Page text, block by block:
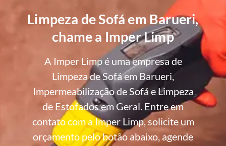
Limpeza de Sofá em Barueri,
chame a Imper Limp
A Imper Limp é uma empresa de
Limpeza de Sofá em Barueri,
Impermeabilização de Sofá e Limpeza
de Estofados em Geral. Entre em
contato com a Imper Limp, solicite um
orçamento pelo botão abaixo, agende